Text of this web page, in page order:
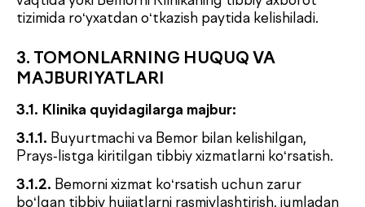
va mazmunda bo‘lishi lozim.
xizmatlarni bevosita ko‘rsatuvchi shifokor-
mutaxassislar, ularning ma’lumoti va malakasi
to‘g‘risidagi ma’lumotlar.
3.1.8. O‘zbekiston Respublikasining “Shaxsiy
ma’lumotlar to‘g‘risida”gi Qonuniga rioya qilish,
ularni qayta ishlash tartibini ta’minlash, shu
jumladan tibbiy axborot tizimlarida shaxsiy
ma’lumotlar maxfiyligini saqlash.
3.1.9.Tibbiy sirni tashkil etuvchi ma’lumotlarni
himoya qilish.